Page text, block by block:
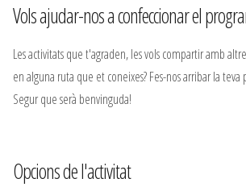
Vols ajudar-nos a confeccionar el
Les activitats que t'agraden, les vols compartir amb
en alguna ruta que et coneixes? Fes-nos arribar la teva
Segur que serà benvinguda!
Opcions de l'activitat